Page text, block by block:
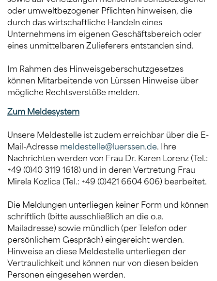
oder umweltbezogener Pflichten hinweisen, die
durch das wirtschaftliche Handeln eines
Unternehmens im eigenen Geschäftsbereich oder
eines unmittelbaren Zulieferers entstanden sind.
Im Rahmen des Hinweisgeberschutzgesetzes
können Mitarbeitende von Lürssen Hinweise über
mögliche Rechtsverstöße melden.
Zum Meldesystem
Unsere Meldestelle ist zudem erreichbar über die E-
Mail-Adresse meldestelle@luerssen.de. Ihre
Nachrichten werden von Frau Dr. Karen Lorenz (Tel.:
+49 (0)40 3119 1618) und in deren Vertretung Frau
Mirela Kozlica (Tel.: +49 (0)421 6604 606) bearbeitet.
Die Meldungen unterliegen keiner Form und können
schriftlich (bitte ausschließlich an die o.a.
Mailadresse) sowie mündlich (per Telefon oder
persönlichem Gespräch) eingereicht werden.
Hinweise an diese Meldestelle unterliegen der
Vertraulichkeit und können nur von diesen beiden
Personen eingesehen werden.